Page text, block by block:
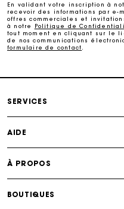
En validant votre inscription à
recevoir des informations par e-
offres commerciales et
à notre
Politique de
tout moment en cliquant sur le
de nos communications
formulaire de contact
SERVICES
AIDE
À PROPOS
BOUTIQUES